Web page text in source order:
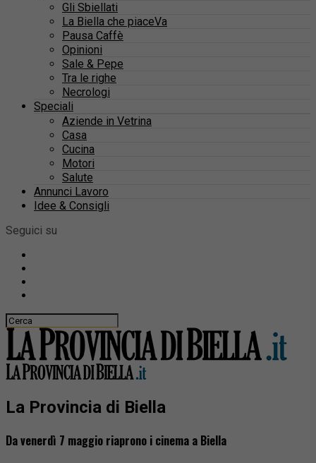
Gli Sbiellati
La Biella che piaceVa
Pausa Caffè
Opinioni
Sale & Pepe
Tra le righe
Necrologi
Speciali
Aziende in Vetrina
Casa
Cucina
Motori
Salute
Annunci Lavoro
Idee & Consigli
Seguici su
La Provincia di Biella
Da venerdì 7 maggio riaprono i cinema a Biella